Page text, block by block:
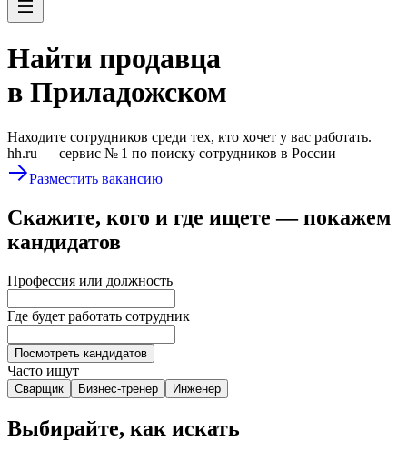
Найти продавца
в Приладожском
Находите сотрудников среди тех, кто хочет у вас работать.
hh.ru — сервис № 1 по поиску сотрудников в России
Разместить вакансию
Скажите, кого и где ищете — покажем
кандидатов
Профессия или должность
Где будет работать сотрудник
Посмотреть кандидатов
Часто ищут
Сварщик Бизнес-тренер Инженер
Выбирайте, как искать